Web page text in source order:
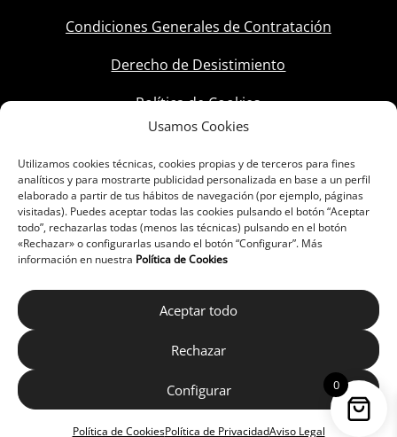
Usamos Cookies
Utilizamos cookies técnicas, cookies propias y de terceros para fines
analíticos y para mostrarte publicidad personalizada en base a un perfil
elaborado a partir de tus hábitos de navegación (por ejemplo, páginas
visitadas). Puedes aceptar todas las cookies pulsando el botón “Aceptar
todo”, rechazarlas todas (menos las técnicas) pulsando en el botón
«Rechazar» o configurarlas usando el botón “Configurar”. Más
información en nuestra Política de Cookies
Aceptar todo
Rechazar
Configurar
Política de CookiesPolítica de PrivacidadAviso Legal
Condiciones Generales de Contratación
Derecho de Desistimiento
Política de Cookies
0